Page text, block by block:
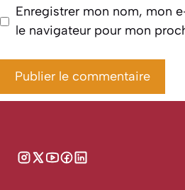
Enregistrer mon nom, mon
le navigateur pour mon